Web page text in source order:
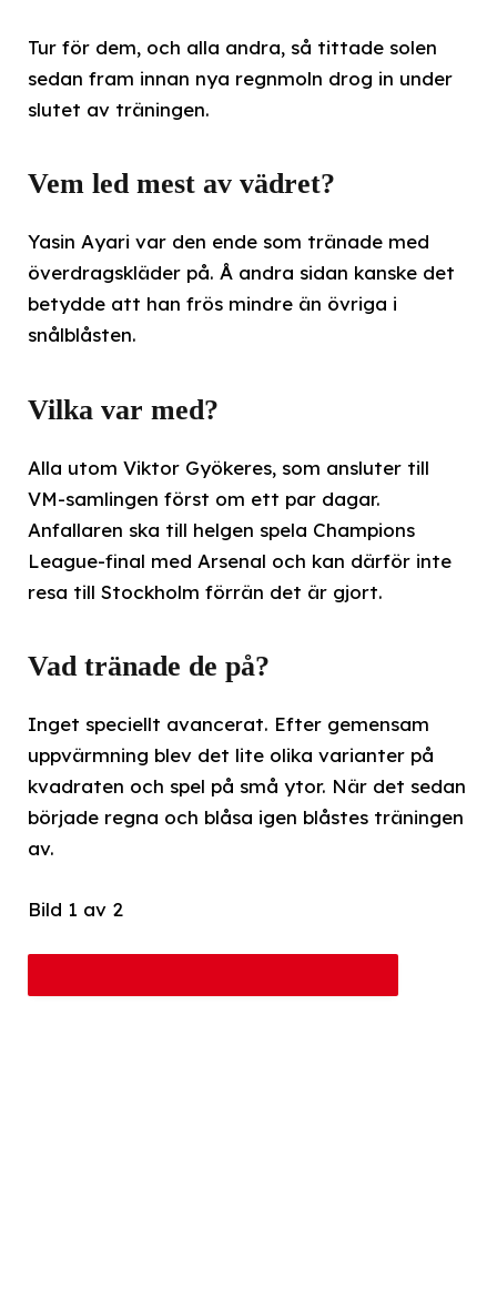
Tur för dem, och alla andra, så tittade solen
sedan fram innan nya regnmoln drog in under
slutet av träningen.
Vem led mest av vädret?
Yasin Ayari var den ende som tränade med
överdragskläder på. Å andra sidan kanske det
betydde att han frös mindre än övriga i
snålblåsten.
Vilka var med?
Alla utom Viktor Gyökeres, som ansluter till
VM-samlingen först om ett par dagar.
Anfallaren ska till helgen spela Champions
League-final med Arsenal och kan därför inte
resa till Stockholm förrän det är gjort.
Vad tränade de på?
Inget speciellt avancerat. Efter gemensam
uppvärmning blev det lite olika varianter på
kvadraten och spel på små ytor. När det sedan
började regna och blåsa igen blåstes träningen
av.
Bild 1 av 2